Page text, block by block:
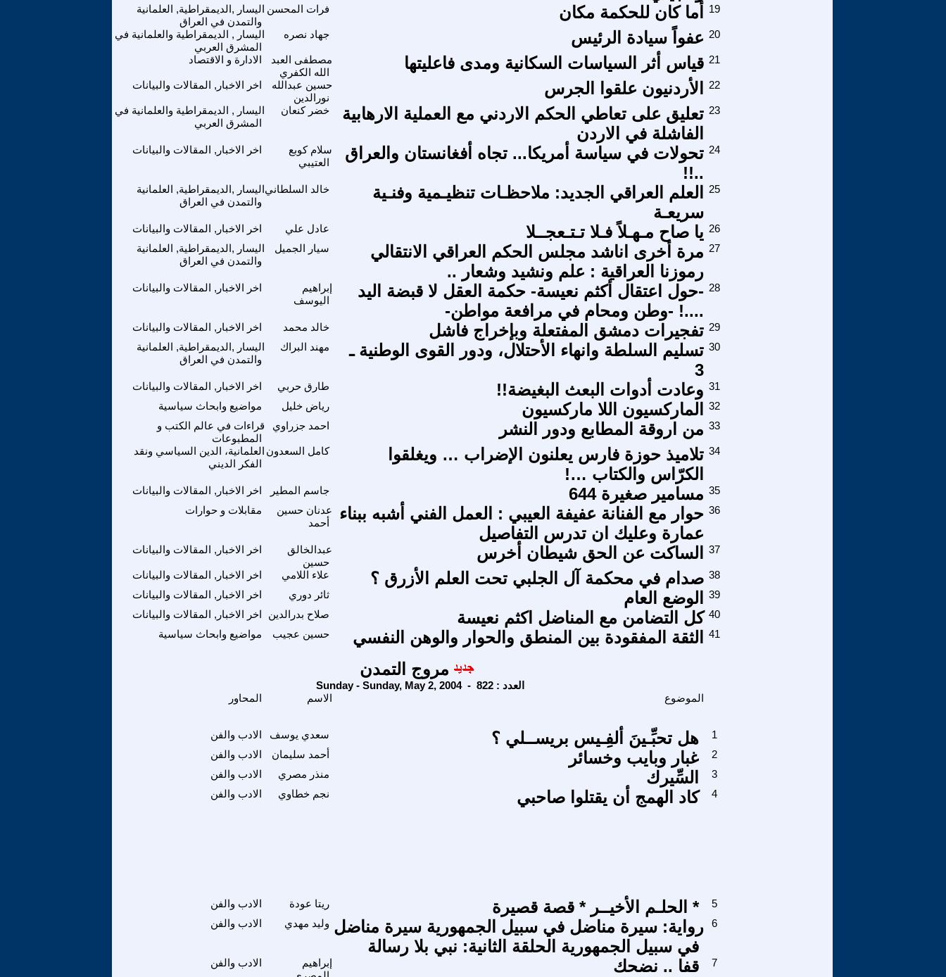
اليسار ,الديمقراطية, العلمانية
والتمدن في العراق
فرات المحسن أما كان للحكمة مكان 19
اليسار , الديمقراطية والعلمانية في
المشرق العربي
جهاد نصره عفواً سيادة الرئيس 20
الادارة و الاقتصاد
مصطفى العبد
الله الكفري
قياس أثر السياسات السكانية ومدى فاعليتها 21
اخر الاخبار, المقالات والبيانات
حسين عبدالله
نورالدين
الأردنيون علقوا الجرس 22
اليسار , الديمقراطية والعلمانية في
المشرق العربي
خضر كنعان
تعليق على تعاطي الحكم الاردني مع العملية الارهابية
الفاشلة في الاردن
23
اخر الاخبار, المقالات والبيانات
سلام كوبع
العتيبي
تحولات في سياسة أمريكا... تجاه أفغانستان والعراق
..!!
24
اليسار ,الديمقراطية, العلمانية
والتمدن في العراق
خالد السلطاني
العلم العراقي الجديد: ملاحظـات تنظيـمية وفنـية
سريعـة
25
اخر الاخبار, المقالات والبيانات عادل علي يا صاح مـهـلاً فـلا تـتـعجــلا 26
اليسار ,الديمقراطية, العلمانية
والتمدن في العراق
سيار الجميل
مرة أخرى اناشد مجلس الحكم العراقي الانتقالي
رموزنا العراقية : علم ونشيد وشعار ..
27
اخر الاخبار, المقالات والبيانات
إبراهيم
اليوسف
-حول اعتقال أكثم نعيسة- حكمة العقل لا قبضة اليد
....! -وطن ومحام في مرافعة مواطن-
28
اخر الاخبار, المقالات والبيانات خالد محمد تفجيرات دمشق المفتعلة وبإخراج فاشل 29
اليسار ,الديمقراطية, العلمانية
والتمدن في العراق
مهند البراك
تسليم السلطة وانهاء الأحتلال، ودور القوى الوطنية ـ
3
30
اخر الاخبار, المقالات والبيانات طارق حربي وعادت أدوات البعث البغيضة!! 31
مواضيع وابحاث سياسية
رياض خليل الماركسيون اللا ماركسيون
32
قراءات في عالم الكتب و
المطبوعات
احمد جزراوي من اروقة المطابع ودور النشر 33
العلمانية، الدين السياسي ونقد
الفكر الديني
كامل السعدون
تلاميذ حوزة فارس يعلنون الإضراب … ويغلقوا
الكرّاس والكتاب …!
34
اخر الاخبار, المقالات والبيانات جاسم المطير مسامير صغيرة 644 35
مقابلات و حوارات
عدنان حسين
أحمد
حوار مع الفنانة عفيفة العيبي : العمل الفني أشبه ببناء
عمارة وعليك ان تدرس التفاصيل
36
اخر الاخبار, المقالات والبيانات
عبدالخالق
حسين
الساكت عن الحق شيطان أخرس 37
اخر الاخبار, المقالات والبيانات علاء اللامي صدام في محكمة آل الجلبي تحت العلم الأزرق ؟ 38
اخر الاخبار, المقالات والبيانات
ثائر دوري الوضع العام
39
اخر الاخبار, المقالات والبيانات
صلاح بدرالدين كل التضامن مع المناضل اكثم نعيسة 40
مواضيع وابحاث سياسية
حسين عجيب الثقة المفقودة بين المنطق والحوار والوهن النفسي 41
مروج التمدن
Sunday - Sunday, May 2, 2004 - العدد : 822
الاسم الموضوع
الادب والفن سعدي يوسف هل تحبِّـينَ ألفِـيس بريســلي ؟
1
الادب والفن
أحمد سليمان غبار وبايب وخسائر
2
الادب والفن
منذر مصري السِّيرك
3
الادب والفن
نجم خطاوي كاد الهمج أن يقتلوا صاحبي 4
الادب والفن ريتا عودة الحلـم الأخيــر * قصة قصيرة *
5
الادب والفن
وليد مهدي رواية: سيرة مناضل في سبيل الجمهورية سيرة مناضل
في سبيل الجمهورية الحلقة الثانية: نبي بلا رسالة
6
الادب والفن
إبراهيم
قفا .. نضحك 7